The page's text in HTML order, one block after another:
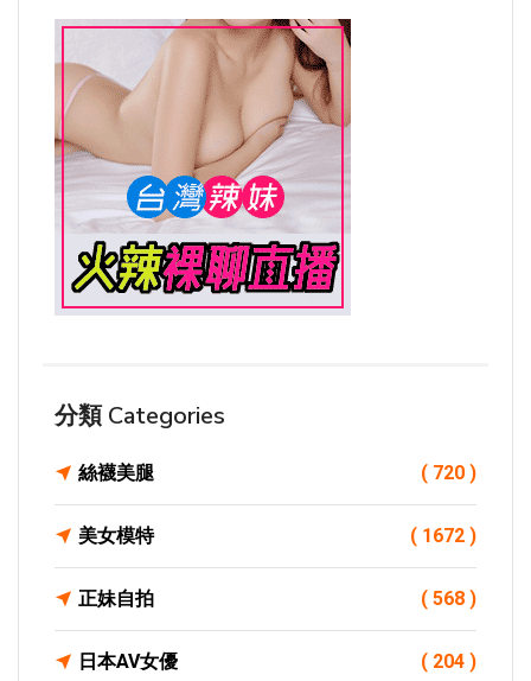
分類 Categories
絲襪美腿 ( 720 )
美女模特 ( 1672 )
正妹自拍 ( 568 )
日本AV女優 ( 204 )